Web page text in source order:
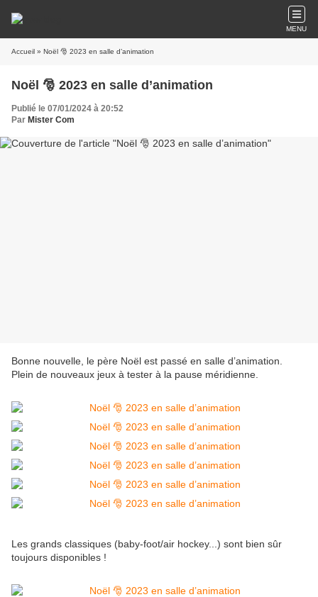
MENU
Accueil » Noël 🎅 2023 en salle d’animation
Noël 🎅 2023 en salle d’animation
Publié le 07/01/2024 à 20:52
Par Mister Com
Bonne nouvelle, le père Noël est passé en salle d’animation.
Plein de nouveaux jeux à tester à la pause méridienne.
Les grands classiques (baby-foot/air hockey...) sont bien sûr
toujours disponibles !